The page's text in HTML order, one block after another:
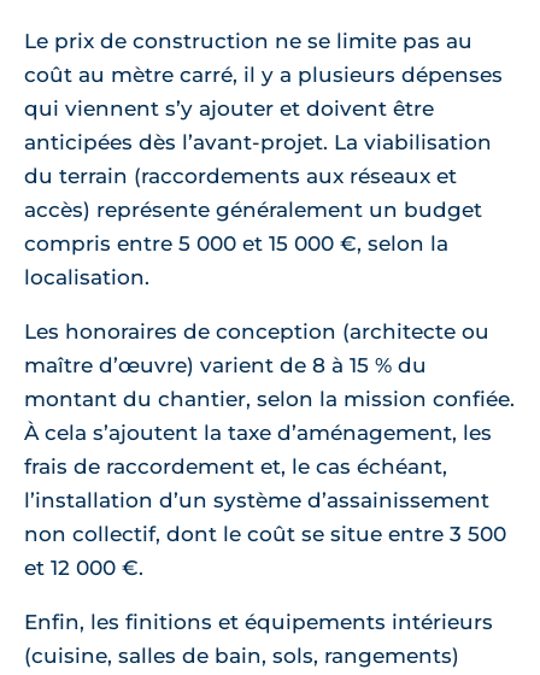
Le prix de construction ne se limite pas au
coût au mètre carré, il y a plusieurs dépenses
qui viennent s’y ajouter et doivent être
anticipées dès l’avant-projet. La viabilisation
du terrain (raccordements aux réseaux et
accès) représente généralement un budget
compris entre 5 000 et 15 000 €, selon la
localisation.
Les honoraires de conception (architecte ou
maître d’œuvre) varient de 8 à 15 % du
montant du chantier, selon la mission confiée.
À cela s’ajoutent la taxe d’aménagement, les
frais de raccordement et, le cas échéant,
l’installation d’un système d’assainissement
non collectif, dont le coût se situe entre 3 500
et 12 000 €.
Enfin, les finitions et équipements intérieurs
(cuisine, salles de bain, sols, rangements)